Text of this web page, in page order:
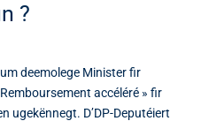
?
deemolege Minister fir
accéléré » fir
ugekënnegt. D’DP-Deputéiert